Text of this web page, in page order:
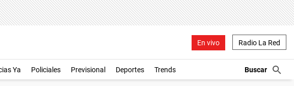
En vivo Radio La Red
Ya Policiales Previsional Deportes Trends